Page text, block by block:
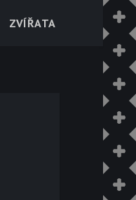
ZVÍŘATA